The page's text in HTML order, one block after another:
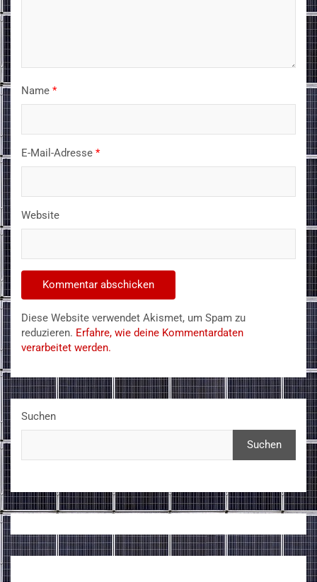
Name *
E-Mail-Adresse *
Website
Diese Website verwendet Akismet, um Spam zu
reduzieren. Erfahre, wie deine Kommentardaten
verarbeitet werden.
Suchen
Suchen